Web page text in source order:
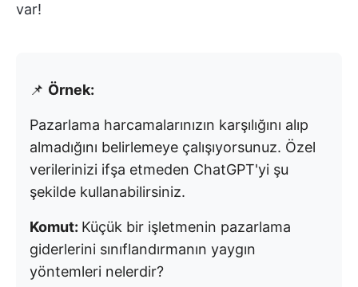
var!
📌 Örnek:
Pazarlama harcamalarınızın karşılığını alıp
almadığını belirlemeye çalışıyorsunuz. Özel
verilerinizi ifşa etmeden ChatGPT'yi şu
şekilde kullanabilirsiniz.
Komut: Küçük bir işletmenin pazarlama
giderlerini sınıflandırmanın yaygın
yöntemleri nelerdir?